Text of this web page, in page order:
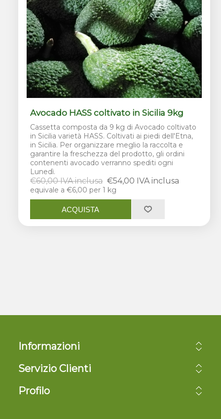
Avocado HASS coltivato in Sicilia 9kg
Cassetta composta da 9 kg di Avocado coltivato
in Sicilia varietà HASS. Coltivati ai piedi dell'Etna,
in Sicilia. Per organizzare meglio la raccolta e
garantire la freschezza del prodotto, gli ordini
contenenti avocado verranno spediti ogni
Lunedì.
€60,00 IVA inclusa €54,00 IVA inclusa
equivale a €6,00 per 1 kg
ACQUISTA
Informazioni
Servizio Clienti
Profilo